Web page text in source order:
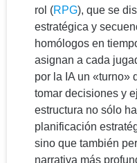
rol (RPG), que se
estratégica y
homólogos en
asignan a cada
por la IA un «turno»
tomar decisiones y
estructura no sólo
planificación
sino que también
narrativa más